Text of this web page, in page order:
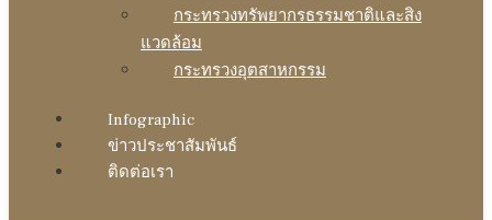
กระทรวงทรัพยากรธรรมชาติและสิง
แวดล้อม
กระทรวงอุตสาหกรรม
Infographic
ข่าวประชาสัมพันธ์
ติดต่อเรา